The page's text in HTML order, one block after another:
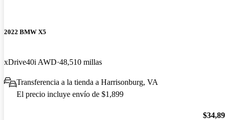
2022 BMW X5
xDrive40i AWD 48,510 millas
Transferencia a la tienda a Harrisonburg, VA
El precio incluye envío de $1,899